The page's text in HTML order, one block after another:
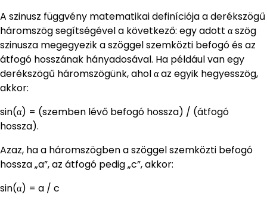
A szinusz függvény matematikai definíciója a derékszögű
háromszög segítségével a következő: egy adott α szög
szinusza megegyezik a szöggel szemközti befogó és az
átfogó hosszának hányadosával. Ha például van egy
derékszögű háromszögünk, ahol α az egyik hegyesszög,
akkor:
sin(α) = (szemben lévő befogó hossza) / (átfogó
hossza).
Azaz, ha a háromszögben a szöggel szemközti befogó
hossza „a”, az átfogó pedig „c”, akkor:
sin(α) = a / c